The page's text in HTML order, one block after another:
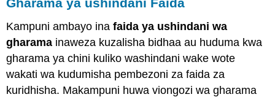
Kampuni ambayo inafaida ya ushindani wa
gharama inaweza kuzalisha bidhaa au huduma kwa
gharama ya chini kuliko washindani wake wote
wakati wa kudumisha pembezoni za faida za
kuridhisha. Makampuni huwa viongozi wa gharama